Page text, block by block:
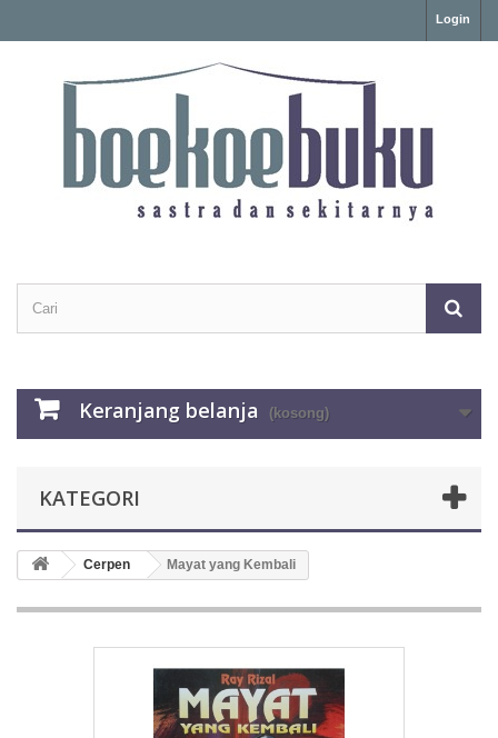
Login
Keranjang belanja (kosong)
KATEGORI
Cerpen Mayat yang Kembali